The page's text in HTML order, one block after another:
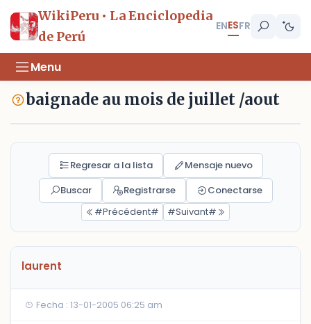
WikiPeru • La Enciclopedia
de Perú
ENESFR
Menu
baignade au mois de juillet /aout
Regresar a la lista
Mensaje nuevo
Buscar
Registrarse
Conectarse
#Précédent#
#Suivant#
laurent
Fecha : 13-01-2005 06:25 am